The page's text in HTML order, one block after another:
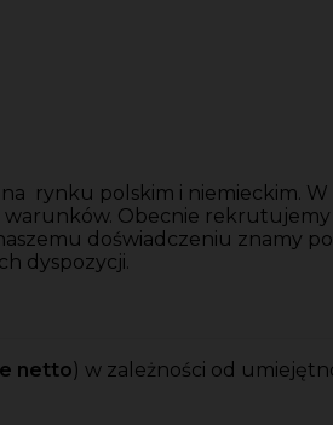
rynku polskim i niemieckim. W
Obecnie
doświadczeniu znamy
dyspozycji.
netto) w zależności od